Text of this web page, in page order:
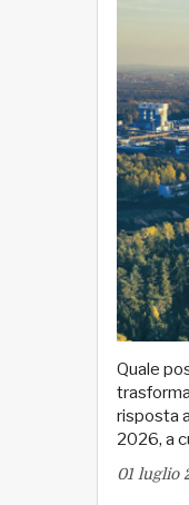
Quale
risposta
2026, a
01 luglio